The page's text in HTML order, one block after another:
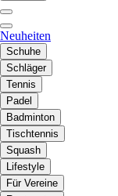
Neuheiten
Schuhe
Schläger
Tennis
Padel
Badminton
Tischtennis
Squash
Lifestyle
Für Vereine